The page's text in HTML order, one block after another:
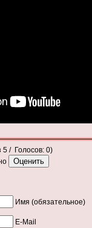
5 / Голосов: 0)
Имя (обязательное)
E-Mail